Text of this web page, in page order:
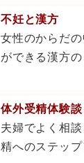
不妊と漢方
女性のからだ
ができる漢方の
体外受精体験談
夫婦でよく相
精へのステッ